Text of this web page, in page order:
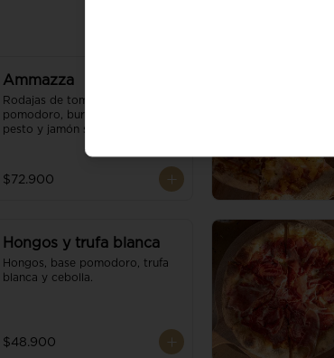
Ammazza
Rodajas de tomate fresco, base
pomodoro, burrata cremoso,
pesto y jamón serrano.
$72.900
Hongos y trufa blanca
Hongos, base pomodoro, trufa
blanca y cebolla.
$48.900